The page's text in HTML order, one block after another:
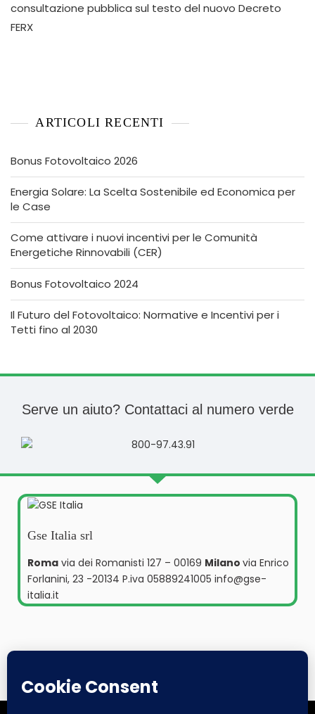
consultazione pubblica sul testo del nuovo Decreto
FERX
ARTICOLI RECENTI
Bonus Fotovoltaico 2026
Energia Solare: La Scelta Sostenibile ed Economica per
le Case
Come attivare i nuovi incentivi per le Comunità
Energetiche Rinnovabili (CER)
Bonus Fotovoltaico 2024
Il Futuro del Fotovoltaico: Normative e Incentivi per i
Tetti fino al 2030
Serve un aiuto? Contattaci al numero verde
Gse Italia srl
Roma via dei Romanisti 127 – 00169 Milano via Enrico
Forlanini, 23 -20134 P.iva 05889241005 info@gse-
italia.it
Perizia